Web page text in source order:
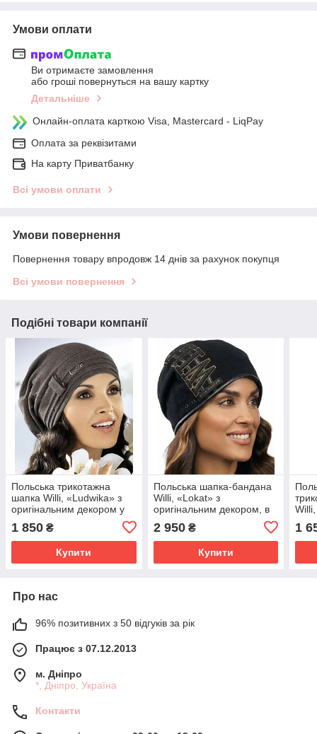
Умови оплати
Ви отримаєте замовлення
або гроші повернуться на вашу картку
Детальніше
Онлайн-оплата карткою Visa, Mastercard - LiqPay
Оплата за реквізитами
На карту Приватбанку
Всі умови оплати
Умови повернення
Повернення товару впродовж 14 днів за рахунок покупця
Всі умови повернення
Подібні товари компанії
Польська трикотажна
шапка Willi, «Ludwika» з
оригінальним декором у
1 850 ₴
Купити
Польська шапка-бандана
Willi, «Lokat» з
оригінальним декором, в
2 950₴
Купити
1
Про нас
96% позитивних з 50 відгуків за рік
Працює з 07.12.2013
м. Дніпро
*, Дніпро, Україна
Контакти